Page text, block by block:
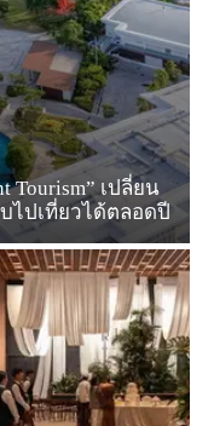
Tourism” เปลี่ยน
ไปเที่ยวได้ตลอดปี